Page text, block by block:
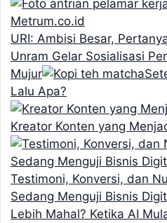
URI: Ambisi Besar,
Unram Gelar Sosialisasi
Mujur
Lalu Apa?
Kreator Konten yang
Testimoni, Konversi, dan
Sedang Menguji Bisnis
Lebih Mahal? Ketika AI